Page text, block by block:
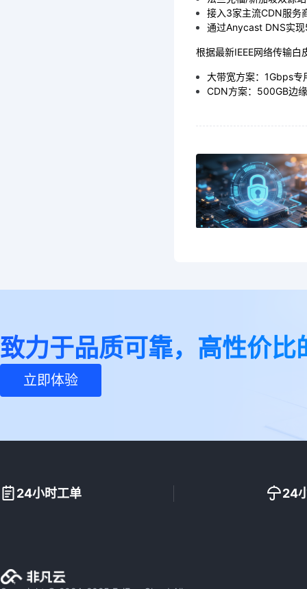
接入3家主流CDN服务
通过Anycast DNS实
根据最新IEEE网络传输
大带宽方案：1Gbps
CDN方案：500GB边
致力于品质可靠，高性价比
立即体验
24小时工单 24